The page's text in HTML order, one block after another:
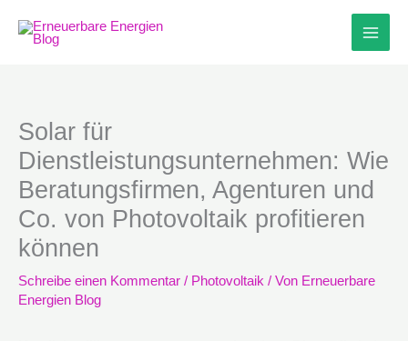
Inhalt
springen
Solar für
Dienstleistungsunternehmen: Wie
Beratungsfirmen, Agenturen und
Co. von Photovoltaik profitieren
können
Schreibe einen Kommentar / Photovoltaik / Von Erneuerbare
Energien Blog